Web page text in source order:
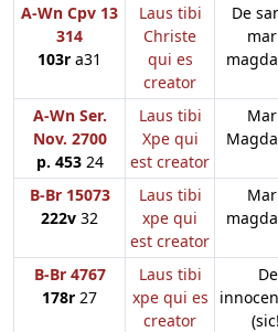
A-Wn Cpv 13
314
103r a31
Laus tibi
Christe
qui es
creator
De
A-Wn Ser.
Nov. 2700
p. 45324
Laus tibi
Xpe qui
est creator
B-Br 15073
222v 32
Laus tibi
xpe qui
est creator
B-Br 4767
178r 27
Laus tibi
xpe qui es
creator
De